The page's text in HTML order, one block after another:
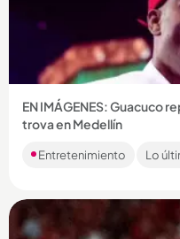
EN IMÁGENES: Guacuco
trova en Medellín
consecutivo con el primer
Entretenimiento Lo